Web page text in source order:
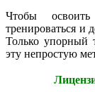
Чтобы
тренироваться и
Только упорный
эту непростую